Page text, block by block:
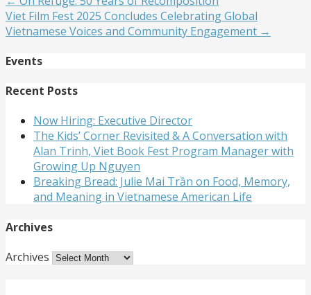
Viet Film Fest 2025 Concludes Celebrating Global
Vietnamese Voices and Community Engagement →
Events
Recent Posts
Now Hiring: Executive Director
The Kids’ Corner Revisited & A Conversation with
Alan Trinh, Viet Book Fest Program Manager with
Growing Up Nguyen
Breaking Bread: Julie Mai Trần on Food, Memory,
and Meaning in Vietnamese American Life
Archives
Archives